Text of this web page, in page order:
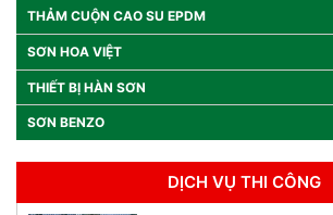
THẢM CUỘN CAO SU EPDM
SƠN HOA VIỆT
THIẾT BỊ HÀN SƠN
SƠN BENZO
DỊCH VỤ THI CÔNG